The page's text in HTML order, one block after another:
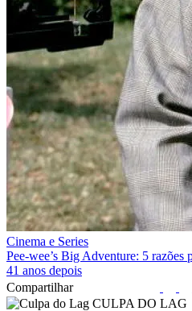
Cinema e Series
Pee‑wee’s Big Adventure: 5 razões
41 anos depois
Compartilhar
CULPA DO LAG